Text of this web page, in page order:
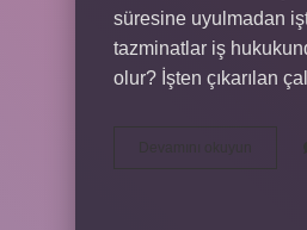
süresine uyulmadan
tazminatlar iş
olur? İşten çıkarılan